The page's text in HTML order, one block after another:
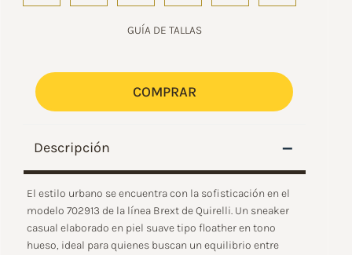
Descripción –
El estilo urbano se encuentra con la sofisticación en el
modelo 702913 de la línea Brext de Quirelli. Un sneaker
casual elaborado en piel suave tipo floather en tono
hueso, ideal para quienes buscan un equilibrio entre
GUÍA DE TALLAS
COMPRAR